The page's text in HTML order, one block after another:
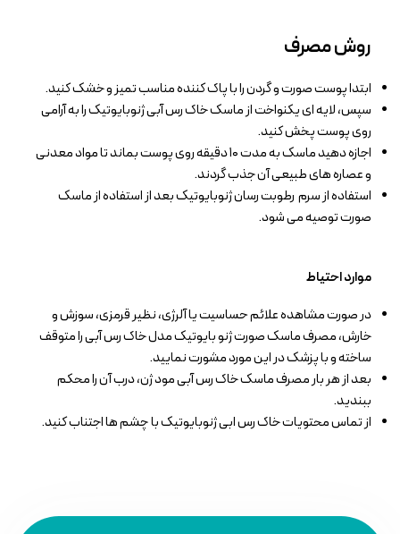
روش مصرف
ابتدا پوست صورت و گردن را با پاک کننده مناسب تمیز و خشک کنید.
سپس، لایه ای یکنواخت از ماسک خاک رس آبی ژنوبایوتیک را به آرامی
روی پوست پخش کنید.
اجازه دهید ماسک به مدت ۱۰ دقیقه روی پوست بماند تا مواد معدنی
و عصاره های طبیعی آن جذب گردند.
استفاده از سرم رطوبت رسان ژنوبایوتیک بعد از استفاده از ماسک
صورت توصیه می شود.
موارد احتیاط
در صورت مشاهده علائم حساسیت یا آلرژی، نظیر قرمزی، سوزش و
خارش، مصرف ماسک صورت ژنو بایوتیک مدل خاک رس آبی را متوقف
ساخته و با پزشک در این مورد مشورت نمایید.
بعد از هر بار مصرف ماسک خاک رس آبی مود ژن، درب آن را محکم
ببندید.
از تماس محتویات خاک رس ابی ژنوبایوتیک با چشم ها اجتناب کنید.